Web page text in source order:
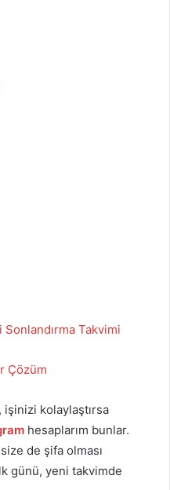
Takvimi
Çözüm
işinizi kolaylaştırsa
hesaplarım bunlar.
de şifa olması
günü, yeni takvimde